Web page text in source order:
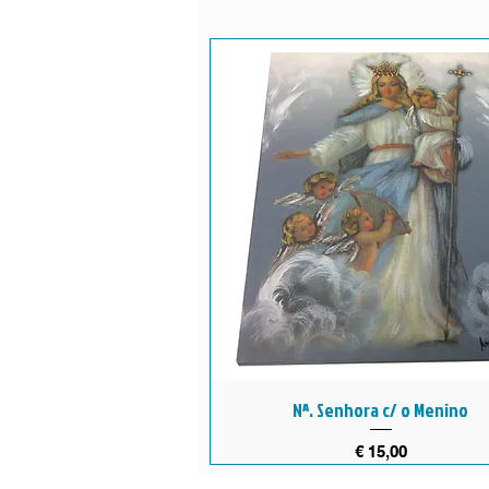
Nª. Senhora c/ o Menino
Preço
€ 15,00